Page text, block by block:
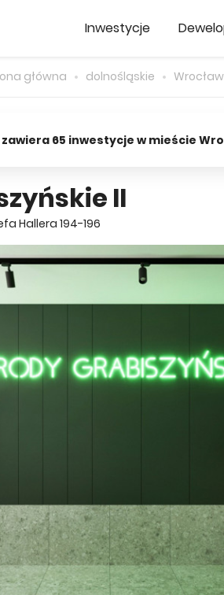
Inwestycje
główna dolnośląskie Wrocław
65 inwestycje w mieście
II
Hallera 194-196